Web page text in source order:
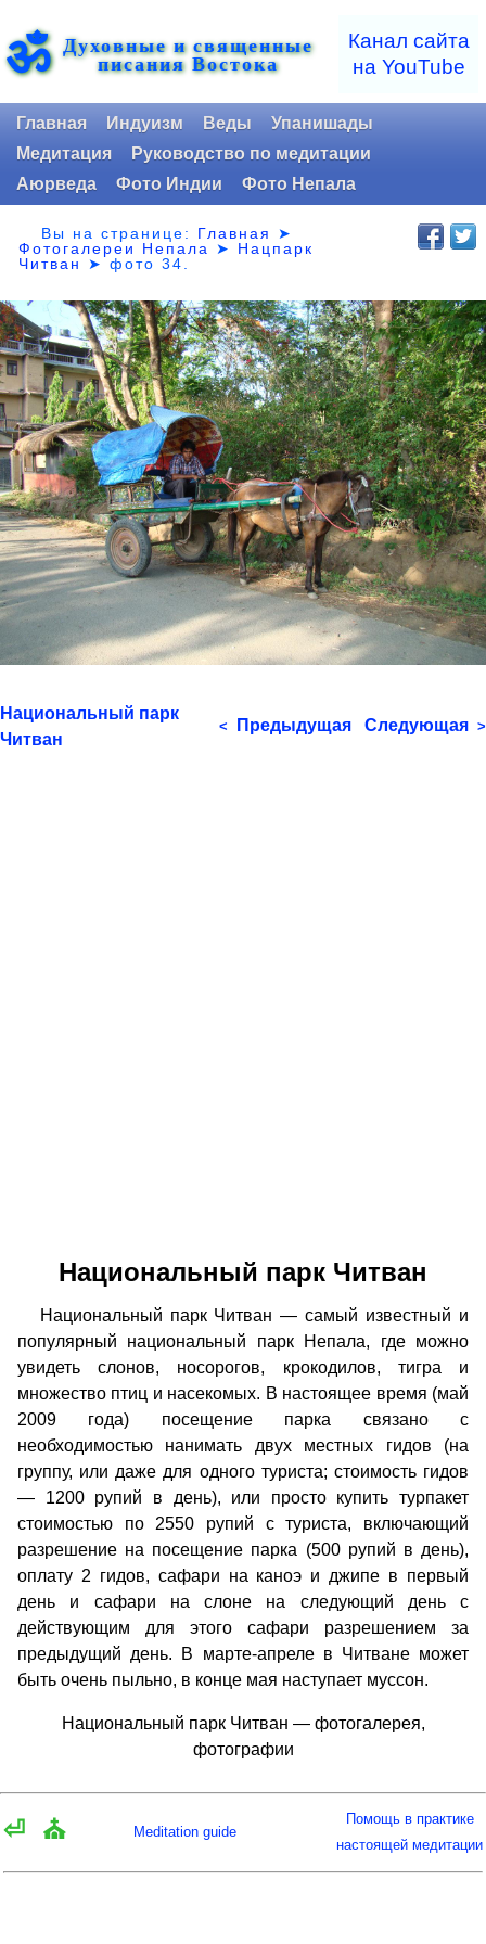
ॐ Духовные и священные
писания Востока
Канал сайта
на YouTube
Главная Индуизм Веды
Упанишады
Медитация
Руководство по медитации
Аюрведа
Фото Индии Фото Непала
Вы на странице: Главная
➤
Фотогалереи Непала
➤ Нацпарк
Читван
➤фото 34.
Национальный парк
Читван
< Предыдущая Следующая >
Национальный парк Читван
Национальный парк Читван — самый известный и
популярный национальный парк Непала, где можно
увидеть слонов, носорогов, крокодилов, тигра и
множество птиц и насекомых. В настоящее время (май
2009 года) посещение парка связано с
необходимостью нанимать двух местных гидов (на
группу, или даже для одного туриста; стоимость гидов
— 1200 рупий в день), или просто купить турпакет
стоимостью по 2550 рупий с туриста, включающий
разрешение на посещение парка (500 рупий в день),
оплату 2 гидов, сафари на каноэ и джипе в первый
день и сафари на слоне на следующий день с
действующим для этого сафари разрешением за
предыдущий день. В марте-апреле в Читване может
быть очень пыльно, в конце мая наступает муссон.
Национальный парк Читван — фотогалерея,
фотографии
⏎ ⛪ Meditation guide
Помощь в практике
настоящей медитации